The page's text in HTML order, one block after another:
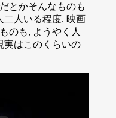
とかそんなものも
二人いる程度. 映画
のも, ようやく人
実はこのくらいの